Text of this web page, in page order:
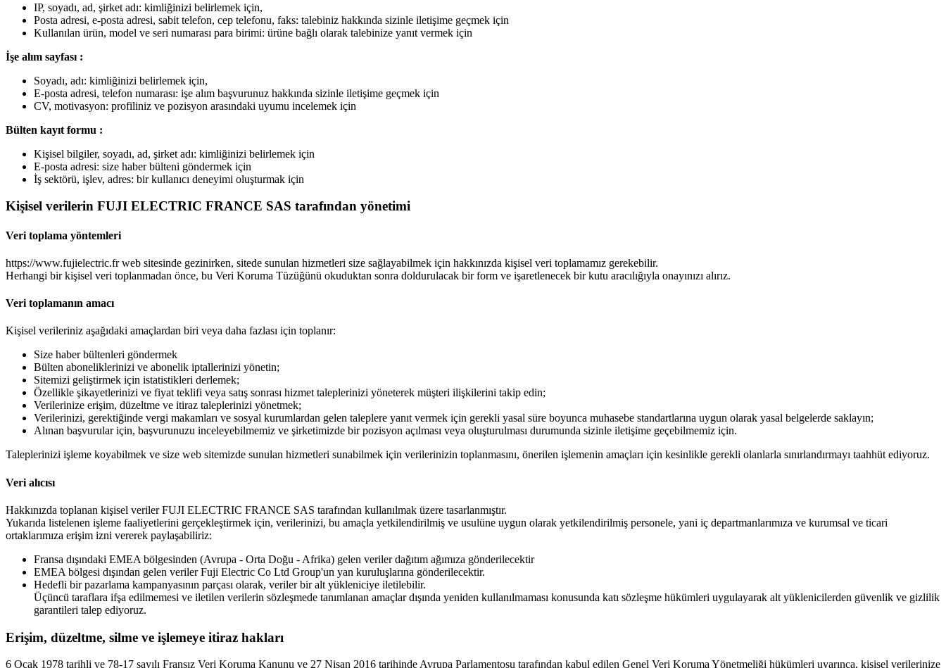
IP, soyadı, ad, şirket adı: kimliğinizi belirlemek için,
Posta adresi, e-posta adresi, sabit telefon, cep telefonu, faks: talebiniz hakkında sizinle iletişime geçmek için
Kullanılan ürün, model ve seri numarası para birimi: ürüne bağlı olarak talebinize yanıt vermek için
İşe alım sayfası :
Soyadı, adı: kimliğinizi belirlemek için,
E-posta adresi, telefon numarası: işe alım başvurunuz hakkında sizinle iletişime geçmek için
CV, motivasyon: profiliniz ve pozisyon arasındaki uyumu incelemek için
Bülten kayıt formu :
Kişisel bilgiler, soyadı, ad, şirket adı: kimliğinizi belirlemek için
E-posta adresi: size haber bülteni göndermek için
İş sektörü, işlev, adres: bir kullanıcı deneyimi oluşturmak için
Kişisel verilerin FUJI ELECTRIC FRANCE SAS tarafından yönetimi
Veri toplama yöntemleri
https://www.fujielectric.fr web sitesinde gezinirken, sitede sunulan hizmetleri size sağlayabilmek için hakkınızda kişisel veri toplamamız gerekebilir.
Herhangi bir kişisel veri toplanmadan önce, bu Veri Koruma Tüzüğünü okuduktan sonra doldurulacak bir form ve işaretlenecek bir kutu aracılığıyla onayınızı alırız.
Veri toplamanın amacı
Kişisel verileriniz aşağıdaki amaçlardan biri veya daha fazlası için toplanır:
Size haber bültenleri göndermek
Bülten aboneliklerinizi ve abonelik iptallerinizi yönetin;
Sitemizi geliştirmek için istatistikleri derlemek;
Özellikle şikayetlerinizi ve fiyat teklifi veya satış sonrası hizmet taleplerinizi yöneterek müşteri ilişkilerini takip edin;
Verilerinize erişim, düzeltme ve itiraz taleplerinizi yönetmek;
Verilerinizi, gerektiğinde vergi makamları ve sosyal kurumlardan gelen taleplere yanıt vermek için gerekli yasal süre boyunca muhasebe standartlarına uygun olarak yasal belgelerde saklayın;
Alınan başvurular için, başvurunuzu inceleyebilmemiz ve şirketimizde bir pozisyon açılması veya oluşturulması durumunda sizinle iletişime geçebilmemiz için.
Taleplerinizi işleme koyabilmek ve size web sitemizde sunulan hizmetleri sunabilmek için verilerinizin toplanmasını, önerilen işlemenin amaçları için kesinlikle gerekli olanlarla sınırlandırmayı taahhüt ediyoruz.
Veri alıcısı
Hakkınızda toplanan kişisel veriler FUJI ELECTRIC FRANCE SAS tarafından kullanılmak üzere tasarlanmıştır.
Yukarıda listelenen işleme faaliyetlerini gerçekleştirmek için, verilerinizi, bu amaçla yetkilendirilmiş ve usulüne uygun olarak yetkilendirilmiş personele, yani iç departmanlarımıza ve kurumsal ve ticari
ortaklarımıza erişim izni vererek paylaşabiliriz:
Fransa dışındaki EMEA bölgesinden (Avrupa - Orta Doğu - Afrika) gelen veriler dağıtım ağımıza gönderilecektir
EMEA bölgesi dışından gelen veriler Fuji Electric Co Ltd Group'un yan kuruluşlarına gönderilecektir.
Hedefli bir pazarlama kampanyasının parçası olarak, veriler bir alt yükleniciye iletilebilir.
Üçüncü taraflara ifşa edilmemesi ve iletilen verilerin sözleşmede tanımlanan amaçlar dışında yeniden kullanılmaması konusunda katı sözleşme hükümleri uygulayarak alt yüklenicilerden güvenlik ve gizlilik
garantileri talep ediyoruz.
Erişim, düzeltme, silme ve işlemeye itiraz hakları
6 Ocak 1978 tarihli ve 78-17 sayılı Fransız Veri Koruma Kanunu ve 27 Nisan 2016 tarihinde Avrupa Parlamentosu tarafından kabul edilen Genel Veri Koruma Yönetmeliği hükümleri uyarınca, kişisel verilerinize